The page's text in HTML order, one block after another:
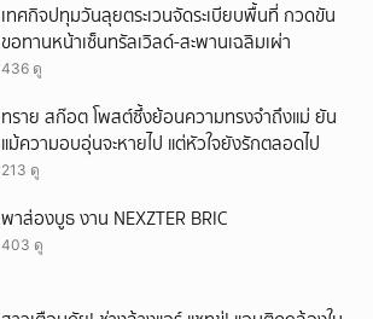
เทศกิจปทุมวันลุยตระเวนจัดระเบียบพื้นที่ กวดขัน
ขอทานหน้าเซ็นทรัลเวิลด์-สะพานเฉลิมเผ่า
436 ดู
ทราย สก๊อต โพสต์ซึ้งย้อนความทรงจำถึงแม่ ยัน
แม้ความอบอุ่นจะหายไป แต่หัวใจยังรักตลอดไป
213 ดู
พาส่องบูธ งาน NEXZTER BRIC
403 ดู